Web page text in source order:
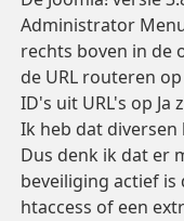
Administrator
rechts boven in de
de URL routeren
ID's uit URL's op Ja
Ik heb dat
Dus denk ik dat er
beveiliging actief
htaccess of een